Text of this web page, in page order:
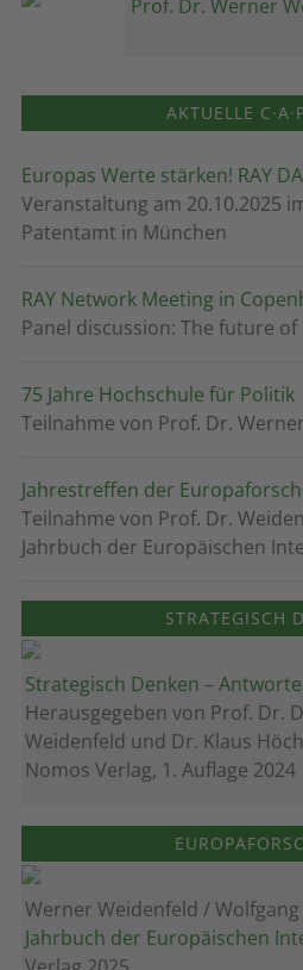
Prof. Dr. Werner
AKTUELLE
Europas Werte stärken! RAY
Veranstaltung am 20.10.2025
Patentamt in München
RAY Network Meeting in
Panel discussion: The future of
75 Jahre Hochschule für Politik
Teilnahme von Prof. Dr.
Jahrestreffen der
Teilnahme von Prof. Dr.
Jahrbuch der Europäischen
STRATEGISCH
Strategisch Denken –
Herausgegeben von Prof. Dr.
Weidenfeld und Dr. Klaus
Nomos Verlag, 1. Auflage 2024
Werner Weidenfeld / Wolfgang
Jahrbuch der Europäischen